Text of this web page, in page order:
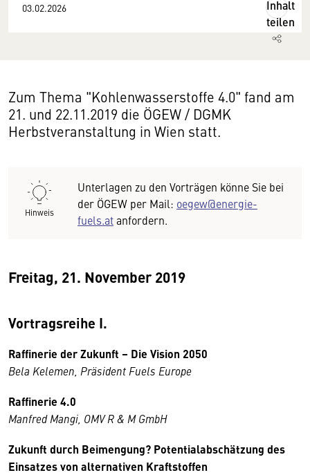
03.02.2026
Inhalt
teilen
Zum Thema "Kohlenwasserstoffe 4.0" fand am
21. und 22.11.2019 die ÖGEW / DGMK
Herbstveranstaltung in Wien statt.
Hinweis
Unterlagen zu den Vorträgen könne Sie bei
der ÖGEW per Mail: oegew@energie-
fuels.atanfordern.
Freitag, 21. November 2019
Vortragsreihe I.
Raffinerie der Zukunft – Die Vision 2050
Bela Kelemen, Präsident Fuels Europe
Raffinerie 4.0
Manfred Mangi, OMV R & M GmbH
Zukunft durch Beimengung? Potentialabschätzung des
Einsatzes von alternativen Kraftstoffen